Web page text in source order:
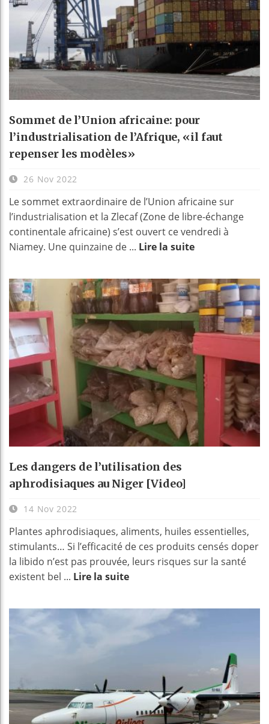
Sommet de l’Union africaine: pour
l’industrialisation de l’Afrique, «il faut
repenser les modèles»
26 Nov 2022
Le sommet extraordinaire de l’Union africaine sur
l’industrialisation et la Zlecaf (Zone de libre-échange
continentale africaine) s’est ouvert ce vendredi à
Niamey. Une quinzaine de ... Lire la suite
Les dangers de l’utilisation des
aphrodisiaques au Niger [Video]
14 Nov 2022
Plantes aphrodisiaques, aliments, huiles essentielles,
stimulants… Si l’efficacité de ces produits censés doper
la libido n’est pas prouvée, leurs risques sur la santé
existent bel ... Lire la suite